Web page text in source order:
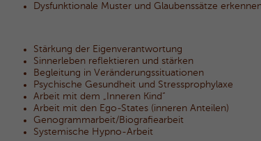
Dysfunktionale Muster und Glaubenssätze
Stärkung der Eigenverantwortung
Sinnerleben reflektieren und stärken
Begleitung in Veränderungssituationen
Psychische Gesundheit und Stressprophylaxe
Arbeit mit dem „Inneren Kind“
Arbeit mit den Ego-States (inneren Anteilen)
Genogrammarbeit/Biografiearbeit
Systemische Hypno-Arbeit